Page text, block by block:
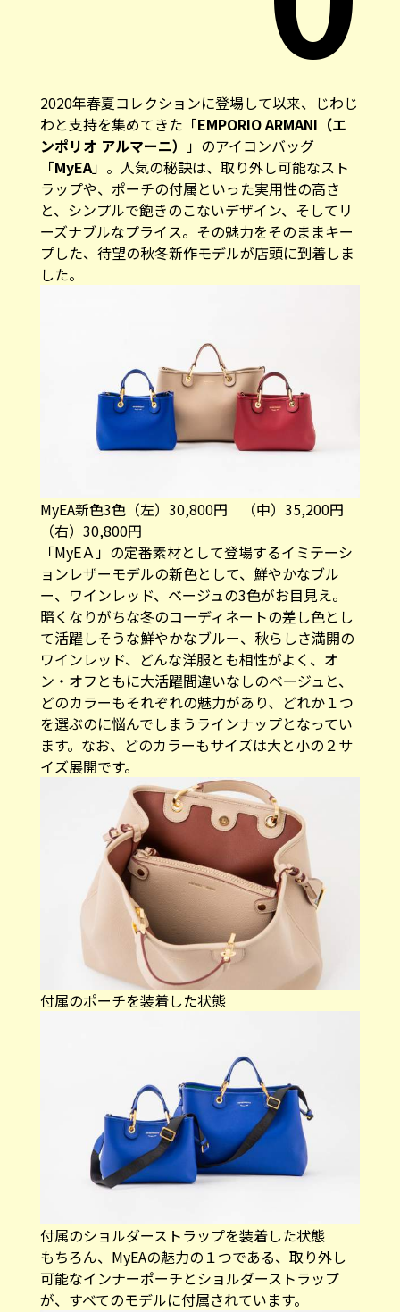
2020年春夏コレクションに登場して以来、じわじ
わと支持を集めてきた「EMPORIO ARMANI（エ
ンポリオ アルマーニ） 」のアイコンバッグ
「MyEA」。人気の秘訣は、取り外し可能なスト
ラップや、ポーチの付属といった実用性の高さ
と、シンプルで飽きのこないデザイン、そしてリ
ーズナブルなプライス。その魅力をそのままキー
プした、待望の秋冬新作モデルが店頭に到着しま
した。
MyEA新色3色（左）30,800円 （中）35,200円
（右）30,800円
「MyEＡ」の定番素材として登場するイミテーシ
ョンレザーモデルの新色として、鮮やかなブル
ー、ワインレッド、ベージュの3色がお目見え。
暗くなりがちな冬のコーディネートの差し色とし
て活躍しそうな鮮やかなブルー、秋らしさ満開の
ワインレッド、どんな洋服とも相性がよく、オ
ン・オフともに大活躍間違いなしのベージュと、
どのカラーもそれぞれの魅力があり、どれか１つ
を選ぶのに悩んでしまうラインナップとなってい
ます。なお、どのカラーもサイズは大と小の２サ
イズ展開です。
付属のポーチを装着した状態
付属のショルダーストラップを装着した状態
もちろん、MyEAの魅力の１つである、取り外し
可能なインナーポーチとショルダーストラップ
が、すべてのモデルに付属されています。